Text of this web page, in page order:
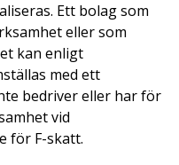
Ett bolag som
eller som
kan enligt
med ett
bedriver eller har för
vid
för F-skatt.